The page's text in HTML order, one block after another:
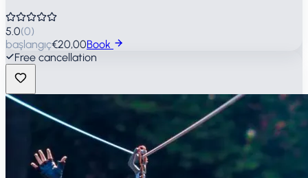
5.0(0)
başlangıç€20,00Book
Free cancellation